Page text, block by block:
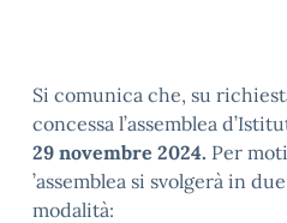
Si comunica che, su
concessa l’assemblea
29 novembre 2024. Per
’assemblea si svolgerà in
modalità: